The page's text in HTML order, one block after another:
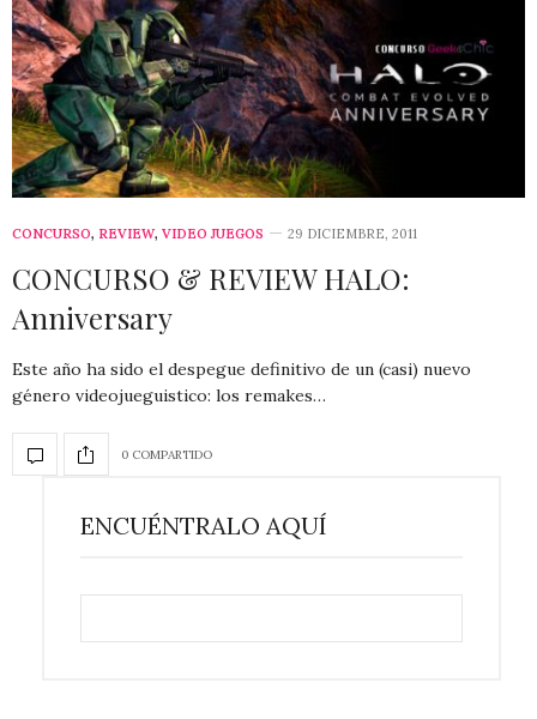
CONCURSO, REVIEW, VIDEO JUEGOS 29 DICIEMBRE, 2011
CONCURSO & REVIEW HALO:
Anniversary
Este año ha sido el despegue definitivo de un (casi) nuevo
género videojueguistico: los remakes…
0 COMPARTIDO
ENCUÉNTRALO AQUÍ